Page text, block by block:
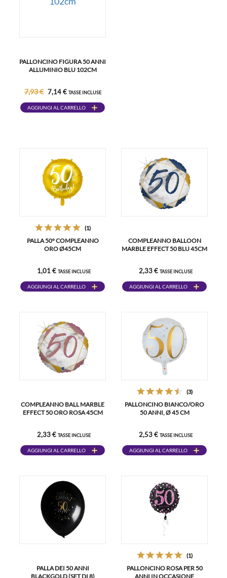
PALLONCINO FIGURA 50 ANNI
ALLUMINIO BLU 102CM
7,93 € 7,14 € TASSE INCLUSE
AGGIUNGI AL CARRELLO
(1)
PALLA 50° COMPLEANNO
ORO Ø45CM
1,01 € TASSE INCLUSE
AGGIUNGI AL CARRELLO
COMPLEANNO BALLOON
MARBLE EFFECT 50 BLU 45CM
2,33 € TASSE INCLUSE
AGGIUNGI AL CARRELLO
COMPLEANNO BALL MARBLE
EFFECT 50 ORO ROSA 45CM
2,33 € TASSE INCLUSE
AGGIUNGI AL CARRELLO
(3)
PALLONCINO BIANCO/ORO
50 ANNI, Ø 45 CM
2,53 € TASSE INCLUSE
AGGIUNGI AL CARRELLO
PALLA DEI 50 ANNI
BLACKGOLD (SET DI 8)
(1)
PALLONCINO ROSA PER 50
ANNI IN OCCASIONE